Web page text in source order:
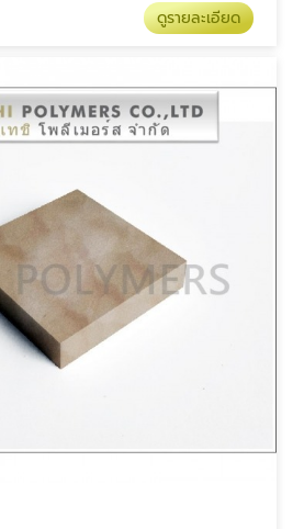
ดูรายละเอียด